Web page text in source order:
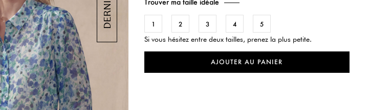
1 2 3 4 5
Si vous hésitez entre deux tailles, prenez la plus petite.
AJOUTER AU PANIER